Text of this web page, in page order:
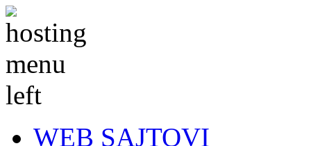
WEB SAJTOVI